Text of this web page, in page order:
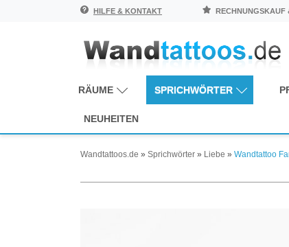
HILFE & KONTAKT RECHNUNGSKAUF
RÄUME SPRICHWÖRTER
NEUHEITEN
Wandtattoos.de » Sprichwörter » Liebe » Wandtattoo